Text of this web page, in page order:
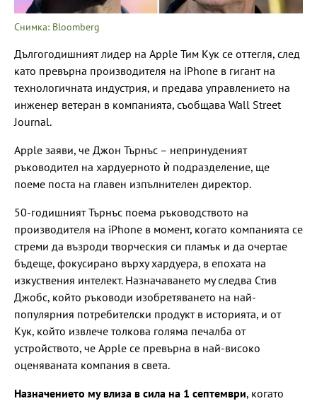
Снимка: Bloomberg
Дългогодишният лидер на Apple Тим Кук се оттегля, след
като превърна производителя на iPhone в гигант на
технологичната индустрия, и предава управлението на
инженер ветеран в компанията, съобщава Wall Street
Journal.
Apple заяви, че Джон Търнъс – непринуденият
ръководител на хардуерното ѝ подразделение, ще
поеме поста на главен изпълнителен директор.
50-годишният Търнъс поема ръководството на
производителя на iPhone в момент, когато компанията се
стреми да възроди творческия си пламък и да очертае
бъдеще, фокусирано върху хардуера, в епохата на
изкуствения интелект. Назначаването му следва Стив
Джобс, който ръководи изобретяването на най-
популярния потребителски продукт в историята, и от
Кук, който извлече толкова голяма печалба от
устройството, че Apple се превърна в най-високо
оценяваната компания в света.
Назначението му влиза в сила на 1 септември, когато